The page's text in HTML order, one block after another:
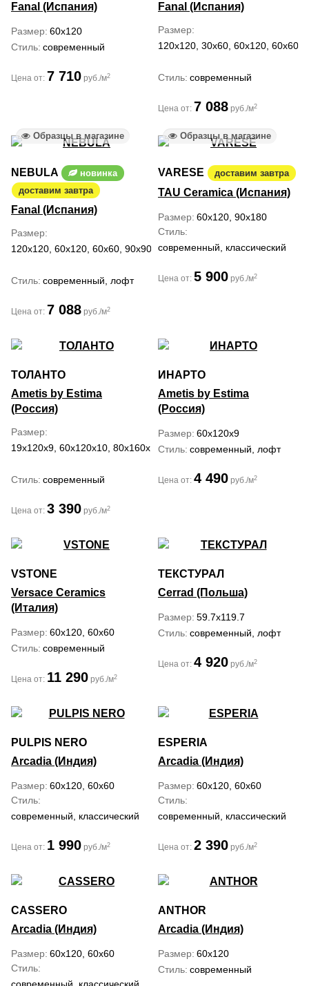
Fanal (Испания)
Размер 60x120
Стиль современный
Цена от: 7 710 руб./м2
Fanal (Испания)
Размер
120x120, 30x60, 60x120, 60x60,
Стиль современный
Цена от: 7 088 руб./м2
Образцы в магазине
NEBULA
новинка
доставим завтра
Fanal (Испания)
Размер
120x120, 60x120, 60x60, 90x90
Стиль современный, лофт
Цена от: 7 088 руб./м2
Образцы в магазине
VARESE доставим завтра
TAU Ceramica (Испания)
Размер 60x120, 90x180
Стиль
современный, классический
Цена от: 5 900 руб./м2
ТОЛАНТО
Ametis by Estima
(Россия)
Размер
19x120x9, 60x120x10, 80x160x10
Стиль современный
Цена от: 3 390 руб./м2
ИНАРТО
Ametis by Estima
(Россия)
Размер 60x120x9
Стиль современный, лофт
Цена от: 4 490 руб./м2
VSTONE
Versace Ceramics
(Италия)
Размер 60x120, 60x60
Стиль современный
Цена от: 11 290 руб./м2
ТЕКСТУРАЛ
Cerrad (Польша)
Размер 59.7x119.7
Стиль современный, лофт
Цена от: 4 920 руб./м2
PULPIS NERO
Arcadia (Индия)
Размер 60x120, 60x60
Стиль
современный, классический
Цена от: 1 990 руб./м2
ESPERIA
Arcadia (Индия)
Размер 60x120, 60x60
Стиль
современный, классический
Цена от: 2 390 руб./м2
CASSERO
Arcadia (Индия)
Размер 60x120, 60x60
Стиль
ANTHOR
Arcadia (Индия)
Размер 60x120
Стиль современный